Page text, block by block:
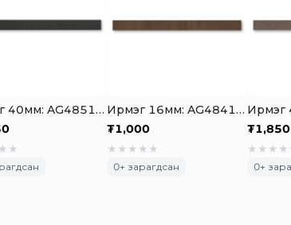
Ирмэг 40мм: AG4851 Cori Smoked Oak
★ ★
Ирмэг 16мм: AG4841 Dark Brown Davo Oak
₮1,000
★ ★ ★ ★ ★
0+ зарагдсан
₮1,850
★ ★ ★ ★
0+